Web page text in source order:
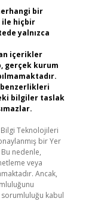
bir
ile hiçbir
yalnızca
içerikler
gerçek kurum
bilgiler taslak
Bilgi Teknolojileri
bir Yer
nedenle,
veya
Ancak,
kabul